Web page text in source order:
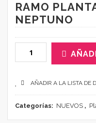
RAMO
NEPTUNO
AÑADIR A LA LISTA DE
Categorías: NUEVOS ,